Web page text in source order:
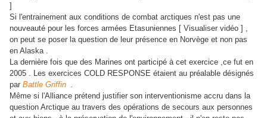
]
Si l'entrainement aux conditions de combat arctiques n'est pas une
nouveauté pour les forces armées Etasuniennes [ Visualiser vidéo ] ,
on peut se poser la question de leur présence en Norvège et non pas
en Alaska .
La dernière fois que des Marines ont participé à cet exercice ,ce fut en
2005 . Les exercices COLD RESPONSE étaient au préalable désignés
par Battle Griffin .
Même si l'Alliance prétend justifier son interventionisme accru dans la
question Arctique au travers des opérations de secours aux personnes